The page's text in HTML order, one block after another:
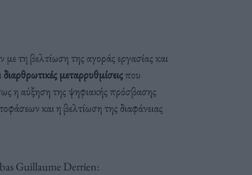
με τη βελτίωση της αγοράς εργασίας και
διαρθρωτικές μεταρρυθμίσειςπου
η αύξηση της ψηφιακής πρόσβασης
και η βελτίωση της διαφάνειας
Guillaume Derrien: